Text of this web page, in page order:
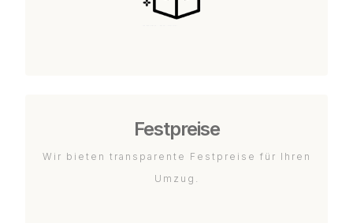
Festpreise
Wir bieten transparente Festpreise für Ihren
Umzug.